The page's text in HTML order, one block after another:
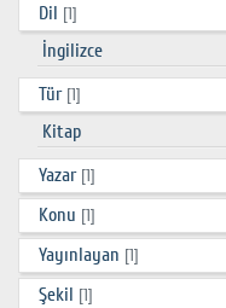
Dil [1]
İngilizce
Tür [1]
Kitap
Yazar [1]
Konu [1]
Yayınlayan [1]
Şekil [1]